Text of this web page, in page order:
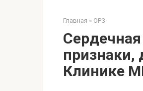
Главная » ОРЗ
признаки,
Клинике